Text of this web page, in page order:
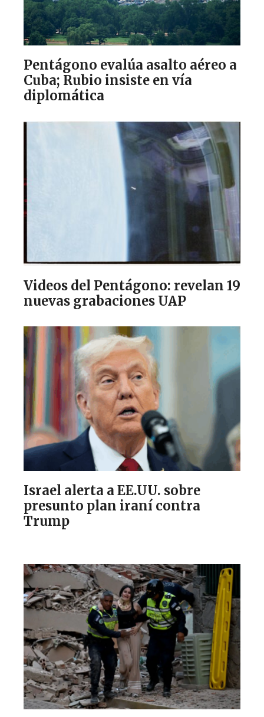
Pentágono evalúa asalto aéreo a
Cuba; Rubio insiste en vía
diplomática
Videos del Pentágono: revelan 19
nuevas grabaciones UAP
Israel alerta a EE.UU. sobre
presunto plan iraní contra
Trump